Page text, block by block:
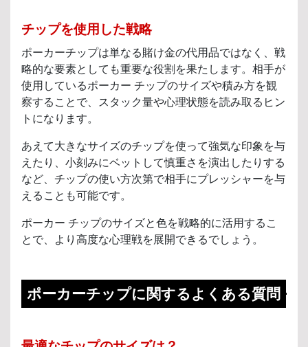
チップを使用した戦略
ポーカーチップは単なる賭け金の代用品ではなく、戦
略的な要素としても重要な役割を果たします。相手が
使用しているポーカー チップのサイズや積み方を観
察することで、スタック量や心理状態を読み取るヒン
トになります。
あえて大きなサイズのチップを使って強気な印象を与
えたり、小刻みにベットして慎重さを演出したりする
など、チップの使い方次第で相手にプレッシャーを与
えることも可能です。
ポーカー チップのサイズと色を戦略的に活用するこ
とで、より高度な心理戦を展開できるでしょう。
ポーカーチップに関するよくある質問